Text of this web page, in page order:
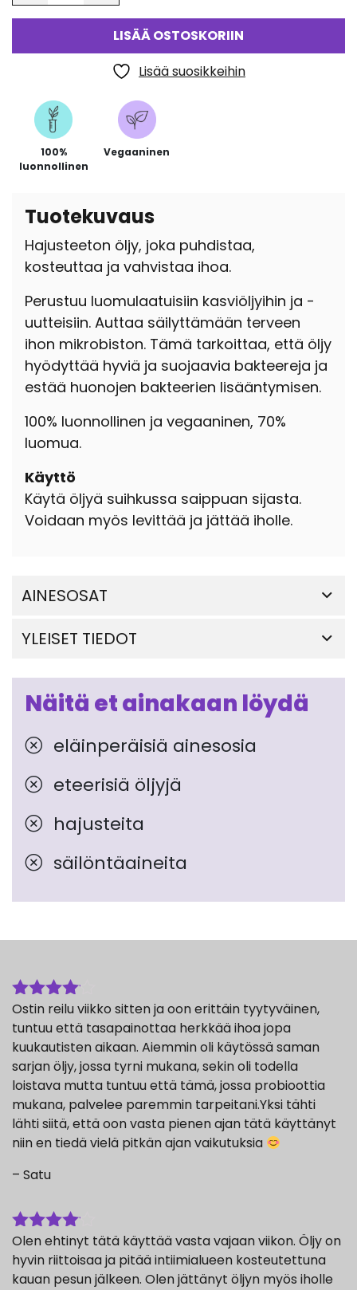
LISÄÄ OSTOSKORIIN
Lisää suosikkeihin
100%
luonnollinen
Vegaaninen
Tuotekuvaus
Hajusteeton öljy, joka puhdistaa,
kosteuttaa ja vahvistaa ihoa.
Perustuu luomulaatuisiin kasviöljyihin ja -
uutteisiin. Auttaa säilyttämään terveen
ihon mikrobiston. Tämä tarkoittaa, että öljy
hyödyttää hyviä ja suojaavia bakteereja ja
estää huonojen bakteerien lisääntymisen.
100% luonnollinen ja vegaaninen, 70%
luomua.
Käyttö
Käytä öljyä suihkussa saippuan sijasta.
Voidaan myös levittää ja jättää iholle.
AINESOSAT
YLEISET TIEDOT
Näitä et ainakaan löydä
eläinperäisiä ainesosia
eteerisiä öljyjä
hajusteita
säilöntäaineita
Arvostelu
tuotteesta:
4/ 5
Ostin reilu viikko sitten ja oon erittäin tyytyväinen,
tuntuu että tasapainottaa herkkää ihoa jopa
kuukautisten aikaan. Aiemmin oli käytössä saman
sarjan öljy, jossa tyrni mukana, sekin oli todella
loistava mutta tuntuu että tämä, jossa probioottia
mukana, palvelee paremmin tarpeitani.Yksi tähti
lähti siitä, että oon vasta pienen ajan tätä käyttänyt
niin en tiedä vielä pitkän ajan vaikutuksia
– Satu
Arvostelu
tuotteesta:
4/ 5
Olen ehtinyt tätä käyttää vasta vajaan viikon. Öljy on
hyvin riittoisaa ja pitää intiimialueen kosteutettuna
kauan pesun jälkeen. Olen jättänyt öljyn myös iholle